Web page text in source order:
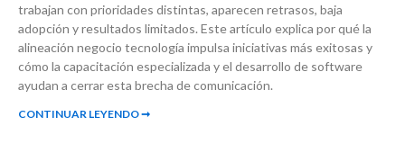
trabajan con prioridades distintas, aparecen retrasos, baja
adopción y resultados limitados. Este artículo explica por qué la
alineación negocio tecnología impulsa iniciativas más exitosas y
cómo la capacitación especializada y el desarrollo de software
ayudan a cerrar esta brecha de comunicación.
CONTINUAR LEYENDO ➞